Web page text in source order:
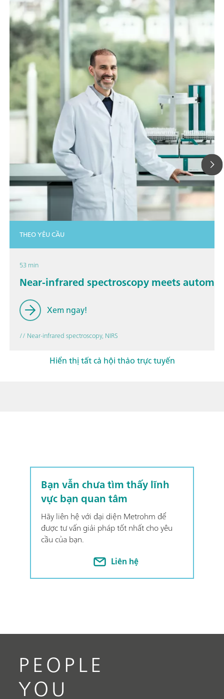
THEO YÊU CẦU
53 min
Near-infrared spectroscopy meets
Xem ngay!
// Near-infrared spectroscopy, NIRS
Hiển thị tất cả hội thảo trực tuyến
Bạn vẫn chưa tìm thấy lĩnh
vực bạn quan tâm
Hãy liên hệ với đại diện Metrohm để
được tư vấn giải pháp tốt nhất cho yêu
cầu của bạn.
Liên hệ
PEOPLE
YOU